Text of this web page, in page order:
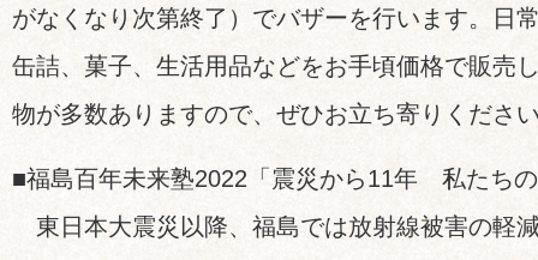
がなくなり次第終了）でバザーを行います。日
缶詰、菓子、生活用品などをお手頃価格で販売
物が多数ありますので、ぜひお立ち寄りくださ
■福島百年未来塾2022「震災から11年 私たち
東日本大震災以降、福島では放射線被害の軽